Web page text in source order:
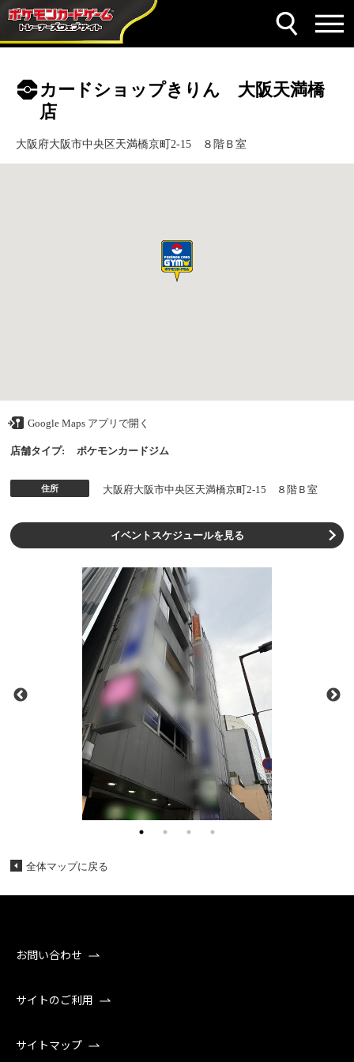
カードショップきりん 大阪天満橋
店
大阪府大阪市中央区天満橋京町2-15 ８階Ｂ室
Google Maps アプリで開く
店舗タイプ: ポケモンカードジム
住所 大阪府大阪市中央区天満橋京町2-15 ８階Ｂ室
イベントスケジュールを見る
全体マップに戻る
お問い合わせ
サイトのご利用
サイトマップ